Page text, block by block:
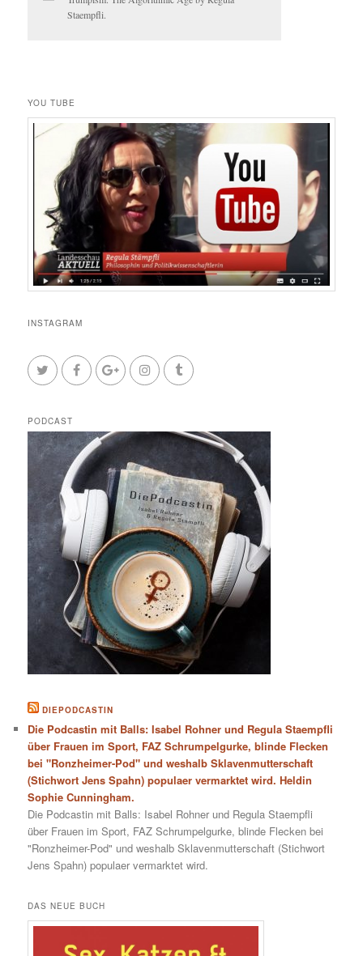
Staempfli.
YOU TUBE
INSTAGRAM
PODCAST
DIEPODCASTIN
Die Podcastin mit Balls: Isabel Rohner und Regula Staempfli
über Frauen im Sport, FAZ Schrumpelgurke, blinde Flecken
bei "Ronzheimer-Pod" und weshalb Sklavenmutterschaft
(Stichwort Jens Spahn) populaer vermarktet wird. Heldin
Sophie Cunningham.
Die Podcastin mit Balls: Isabel Rohner und Regula Staempfli
über Frauen im Sport, FAZ Schrumpelgurke, blinde Flecken bei
"Ronzheimer-Pod" und weshalb Sklavenmutterschaft (Stichwort
Jens Spahn) populaer vermarktet wird.
DAS NEUE BUCH